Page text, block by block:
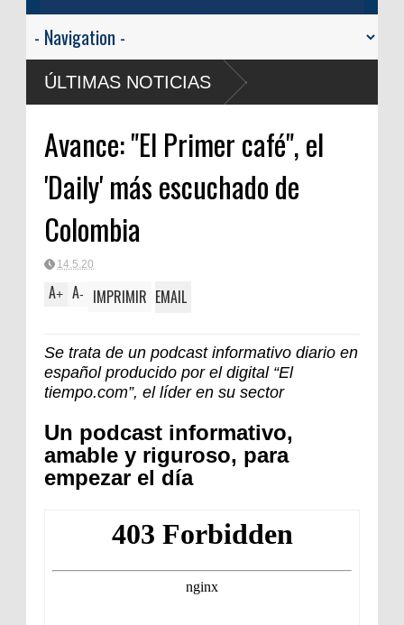
ÚLTIMAS NOTICIAS
Avance: "El Primer café", el
'Daily' más escuchado de
Colombia
14.5.20
A+ A- IMPRIMIR EMAIL
Se trata de un podcast informativo diario en
español producido por el digital “El
tiempo.com”, el líder en su sector
Un podcast informativo,
amable y riguroso, para
empezar el día